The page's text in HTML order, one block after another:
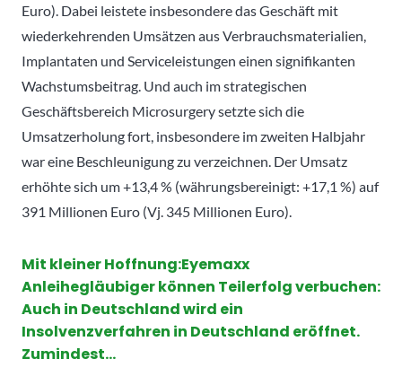
Euro). Dabei leistete insbesondere das Geschäft mit
wiederkehrenden Umsätzen aus Verbrauchsmaterialien,
Implantaten und Serviceleistungen einen signifikanten
Wachstumsbeitrag. Und auch im strategischen
Geschäftsbereich Microsurgery setzte sich die
Umsatzerholung fort, insbesondere im zweiten Halbjahr
war eine Beschleunigung zu verzeichnen. Der Umsatz
erhöhte sich um +13,4 % (währungsbereinigt: +17,1 %) auf
391 Millionen Euro (Vj. 345 Millionen Euro).
Mit kleiner Hoffnung:Eyemaxx
Anleihegläubiger können Teilerfolg verbuchen:
Auch in Deutschland wird ein
Insolvenzverfahren in Deutschland eröffnet.
Zumindest…